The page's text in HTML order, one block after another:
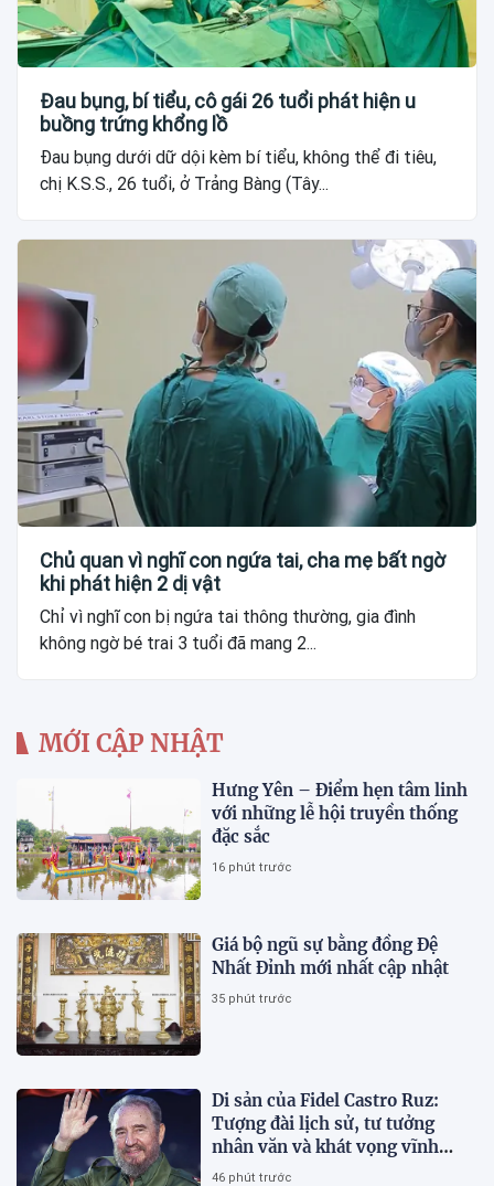
Đau bụng, bí tiểu, cô gái 26 tuổi phát hiện u
buồng trứng khổng lồ
Đau bụng dưới dữ dội kèm bí tiểu, không thể đi tiêu,
chị K.S.S., 26 tuổi, ở Trảng Bàng (Tây...
Chủ quan vì nghĩ con ngứa tai, cha mẹ bất ngờ
khi phát hiện 2 dị vật
Chỉ vì nghĩ con bị ngứa tai thông thường, gia đình
không ngờ bé trai 3 tuổi đã mang 2...
MỚI CẬP NHẬT
Hưng Yên – Điểm hẹn tâm linh
với những lễ hội truyền thống
đặc sắc
16 phút trước
Giá bộ ngũ sự bằng đồng Đệ
Nhất Đỉnh mới nhất cập nhật
35 phút trước
Di sản của Fidel Castro Ruz:
Tượng đài lịch sử, tư tưởng
nhân văn và khát vọng vĩnh
hằng
46 phút trước